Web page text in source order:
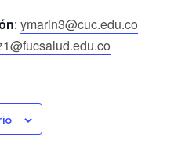
: ymarin3@cuc.edu.co